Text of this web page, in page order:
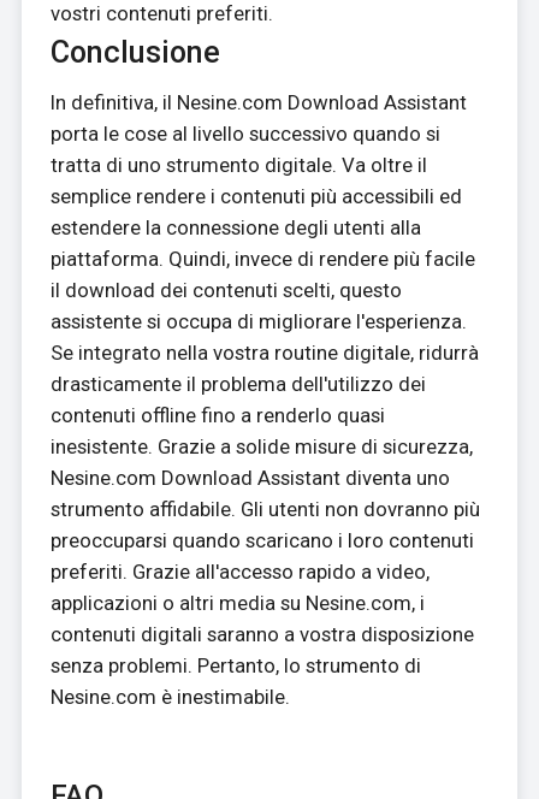
vostri contenuti preferiti.
Conclusione
In definitiva, il Nesine.com Download Assistant
porta le cose al livello successivo quando si
tratta di uno strumento digitale. Va oltre il
semplice rendere i contenuti più accessibili ed
estendere la connessione degli utenti alla
piattaforma. Quindi, invece di rendere più facile
il download dei contenuti scelti, questo
assistente si occupa di migliorare l'esperienza.
Se integrato nella vostra routine digitale, ridurrà
drasticamente il problema dell'utilizzo dei
contenuti offline fino a renderlo quasi
inesistente. Grazie a solide misure di sicurezza,
Nesine.com Download Assistant diventa uno
strumento affidabile. Gli utenti non dovranno più
preoccuparsi quando scaricano i loro contenuti
preferiti. Grazie all'accesso rapido a video,
applicazioni o altri media su Nesine.com, i
contenuti digitali saranno a vostra disposizione
senza problemi. Pertanto, lo strumento di
Nesine.com è inestimabile.